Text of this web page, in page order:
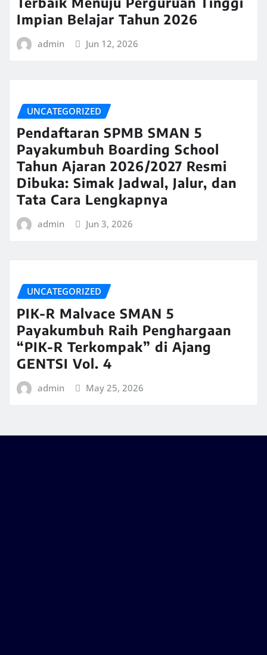
Impian Belajar Tahun 2026
admin Jun 12, 2026
UNCATEGORIZED
Pendaftaran SPMB SMAN 5
Payakumbuh Boarding School
Tahun Ajaran 2026/2027 Resmi
Dibuka: Simak Jadwal, Jalur, dan
Tata Cara Lengkapnya
admin Jun 3, 2026
UNCATEGORIZED
PIK-R Malvace SMAN 5
Payakumbuh Raih Penghargaan
“PIK-R Terkompak” di Ajang
GENTSI Vol. 4
admin May 25, 2026